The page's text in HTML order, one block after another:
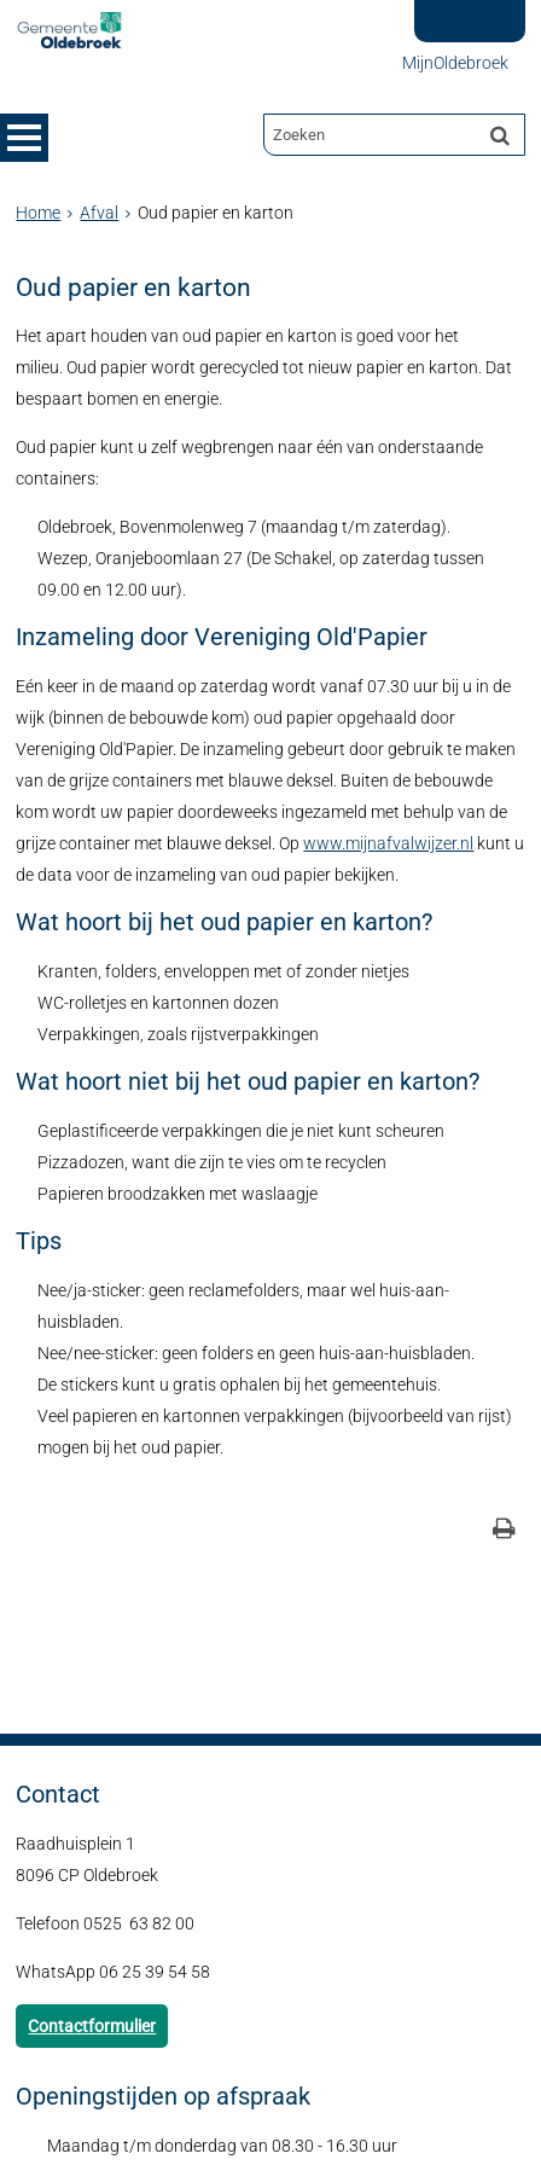
MijnOldebroek
Home Afval Oud papier en karton
Oud papier en karton
Het apart houden van oud papier en karton is goed voor het
milieu. Oud papier wordt gerecycled tot nieuw papier en karton. Dat
bespaart bomen en energie.
Oud papier kunt u zelf wegbrengen naar één van onderstaande
containers:
Oldebroek, Bovenmolenweg 7 (maandag t/m zaterdag).
Wezep, Oranjeboomlaan 27 (De Schakel, op zaterdag tussen
09.00 en 12.00 uur).
Inzameling door Vereniging Old'Papier
Eén keer in de maand op zaterdag wordt vanaf 07.30 uur bij u in de
wijk (binnen de bebouwde kom) oud papier opgehaald door
Vereniging Old'Papier. De inzameling gebeurt door gebruik te maken
van de grijze containers met blauwe deksel. Buiten de bebouwde
kom wordt uw papier doordeweeks ingezameld met behulp van de
grijze container met blauwe deksel. Opwww.mijnafvalwijzer.nl kunt u
de data voor de inzameling van oud papier bekijken.
Wat hoort bij het oud papier en karton?
Kranten, folders, enveloppen met of zonder nietjes
WC-rolletjes en kartonnen dozen
Verpakkingen, zoals rijstverpakkingen
Wat hoort niet bij het oud papier en karton?
Geplastificeerde verpakkingen die je niet kunt scheuren
Pizzadozen, want die zijn te vies om te recyclen
Papieren broodzakken met waslaagje
Tips
Nee/ja-sticker: geen reclamefolders, maar wel huis-aan-
huisbladen.
Nee/nee-sticker: geen folders en geen huis-aan-huisbladen.
De stickers kunt u gratis ophalen bij het gemeentehuis.
Veel papieren en kartonnen verpakkingen (bijvoorbeeld van rijst)
mogen bij het oud papier.
Contact
Raadhuisplein 1
8096 CP Oldebroek
Telefoon 0525 63 82 00
WhatsApp 06 25 39 54 58
Contactformulier
Openingstijden op afspraak
Maandag t/m donderdag van 08.30 - 16.30 uur